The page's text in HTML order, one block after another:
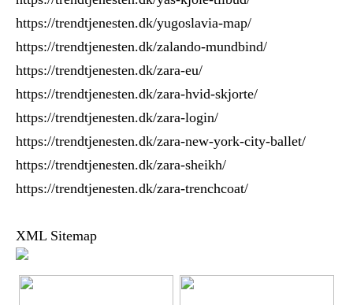
https://trendtjenesten.dk/yugoslavia-map/
https://trendtjenesten.dk/zalando-mundbind/
https://trendtjenesten.dk/zara-eu/
https://trendtjenesten.dk/zara-hvid-skjorte/
https://trendtjenesten.dk/zara-login/
https://trendtjenesten.dk/zara-new-york-city-ballet/
https://trendtjenesten.dk/zara-sheikh/
https://trendtjenesten.dk/zara-trenchcoat/
XML Sitemap